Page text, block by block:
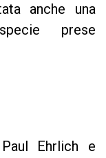
anche una
prese
Ehrlich e